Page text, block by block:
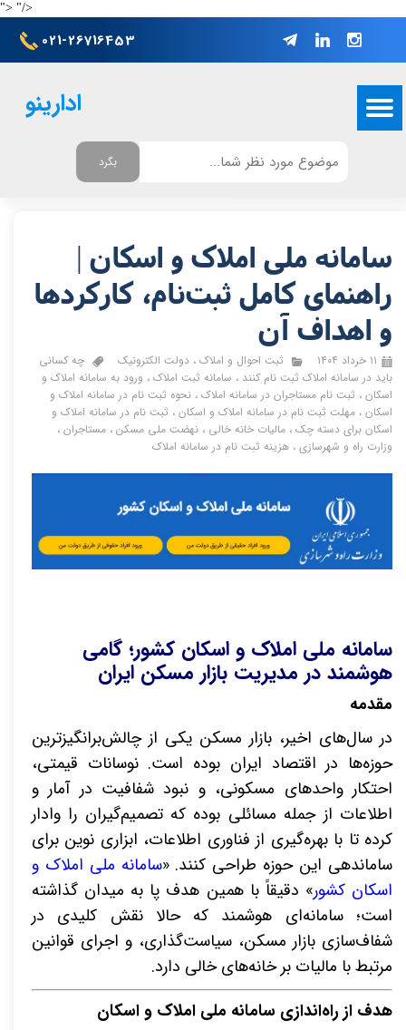
"> "/>
021-26716453
ادارینو
بگرد
سامانه ملی املاک و اسکان |
راهنمای کامل ثبت‌نام، کارکردها
و اهداف آن
۱۱ خرداد ۱۴۰۴ ثبت احوال و املاک ، دولت الکترونیک
چه کسانی
باید در سامانه املاک ثبت نام کنند ، سامانه ثبت املاک ، ورود به سامانه املاک و
اسکان ، ثبت نام مستاجران در سامانه املاک ، نحوه ثبت نام در سامانه املاک و
اسکان ، مهلت ثبت نام در سامانه املاک و اسکان ، ثبت نام در سامانه املاک و
اسکان برای دسته چک ، مالیات خانه خالی ، نهضت ملی مسکن ، مستاجران ،
وزارت راه و شهرسازی ، هزینه ثبت نام در سامانه املاک
سامانه ملی املاک و اسکان کشور؛ گامی
هوشمند در مدیریت بازار مسکن ایران
مقدمه
در سال‌های اخیر، بازار مسکن یکی از چالش‌برانگیزترین
حوزه‌ها در اقتصاد ایران بوده است. نوسانات قیمتی،
احتکار واحدهای مسکونی، و نبود شفافیت در آمار و
اطلاعات از جمله مسائلی بوده که تصمیم‌گیران را وادار
کرده تا با بهره‌گیری از فناوری اطلاعات، ابزاری نوین برای
ساماندهی این حوزه طراحی کنند. «سامانه ملی املاک و
اسکان کشور» دقیقاً با همین هدف پا به میدان گذاشته
است؛ سامانه‌ای هوشمند که حالا نقش کلیدی در
شفاف‌سازی بازار مسکن، سیاست‌گذاری، و اجرای قوانین
مرتبط با مالیات بر خانه‌های خالی دارد.
هدف از راه‌اندازی سامانه ملی املاک و اسکان